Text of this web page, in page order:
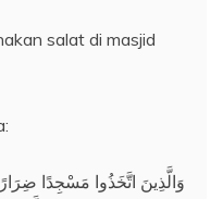
salat di masjid
وَالَّذِينَ اتَّخَذُوا مَسْجِدًا